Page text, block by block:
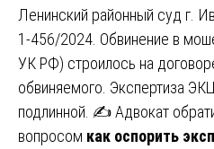
Ленинский районный суд г.
1-456/2024. Обвинение в
УК РФ) строилось на
обвиняемого. Экспертиза
подлинной. ✍️ Адвокат
вопросом как оспорить